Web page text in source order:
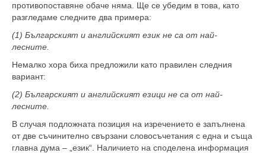
противопоставяне обаче няма. Ще се убедим в това, като
разгледаме следните два примера:
(1) Българският и английският език не са от най-
лесните.
Немалко хора биха предложили като правилен следния
вариант:
(2) Българският и английският езици не са от най-
лесните.
В случая подложната позиция на изречението е запълнена
от две съчинително свързани словосъчетания с една и съща
главна дума – „език“. Наличието на споделена информация